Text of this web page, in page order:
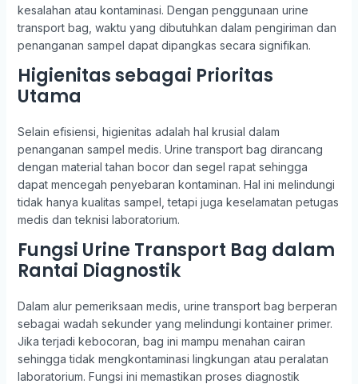
kesalahan atau kontaminasi. Dengan penggunaan urine
transport bag, waktu yang dibutuhkan dalam pengiriman dan
penanganan sampel dapat dipangkas secara signifikan.
Higienitas sebagai Prioritas
Utama
Selain efisiensi, higienitas adalah hal krusial dalam
penanganan sampel medis. Urine transport bag dirancang
dengan material tahan bocor dan segel rapat sehingga
dapat mencegah penyebaran kontaminan. Hal ini melindungi
tidak hanya kualitas sampel, tetapi juga keselamatan petugas
medis dan teknisi laboratorium.
Fungsi Urine Transport Bag dalam
Rantai Diagnostik
Dalam alur pemeriksaan medis, urine transport bag berperan
sebagai wadah sekunder yang melindungi kontainer primer.
Jika terjadi kebocoran, bag ini mampu menahan cairan
sehingga tidak mengkontaminasi lingkungan atau peralatan
laboratorium. Fungsi ini memastikan proses diagnostik